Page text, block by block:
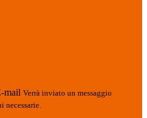
mail Verrà inviato un messaggio
necessarie.